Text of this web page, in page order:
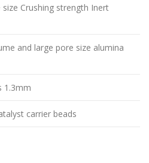
Crushing strength Inert
and large pore size alumina
1.3mm
carrier beads